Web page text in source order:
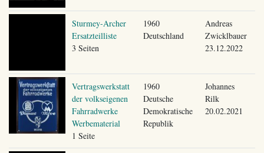
Sturmey-Archer
Ersatzteilliste
3 Seiten
1960
Deutschland
Andreas
Zwicklbauer
23.12.2022
Vertragswerkstatt
der volkseigenen
Fahrradwerke
Werbematerial
1 Seite
1960
Deutsche
Demokratische
Republik
Johannes
Rilk
20.02.2021